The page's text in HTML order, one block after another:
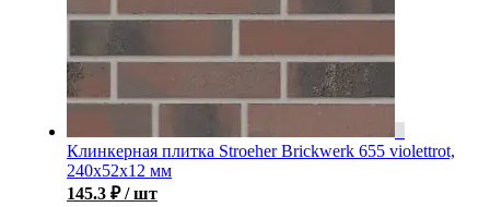
Клинкерная плитка Stroeher Brickwerk 655 violettrot,
240x52x12 мм
145.3 ₽ / шт